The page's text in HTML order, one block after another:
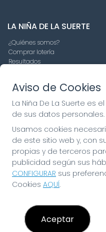
LA NIÑA DE LA SUERTE
¿Quiénes somos?
Comprar lotería
Resultados
Compra en SELAE
Peñas
Boletos digitales
Acceso
Registro
CONTACTO
ADMINISTRACION DE
RECEPTOR OFICIAL: 97910
916429571
CASTILLA LA NUEVA, 12
Fuenlabrada, 28941
Aviso de Cookies
La Niña De La Suerte es
de sus datos personales.
Usamos cookies
de este sitio web y, con
propias y de terceros
publicidad según sus
CONFIGURAR sus
Cookies AQUÍ.
Aceptar